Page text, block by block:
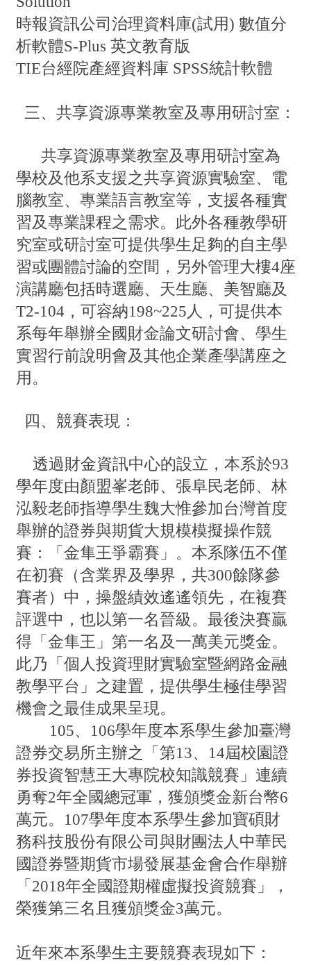
時報資訊公司治理資料庫(試用) 數值分
析軟體S-Plus 英文教育版
TIE台經院產經資料庫 SPSS統計軟體
三、共享資源專業教室及專用研討室：
共享資源專業教室及專用研討室為
學校及他系支援之共享資源實驗室、電
腦教室、專業語言教室等，支援各種實
習及專業課程之需求。此外各種教學研
究室或研討室可提供學生足夠的自主學
習或團體討論的空間，另外管理大樓4座
演講廳包括時選廳、天生廳、美智廳及
T2-104，可容納198~225人，可提供本
系每年舉辦全國財金論文研討會、學生
實習行前說明會及其他企業產學講座之
用。
四、競賽表現：
透過財金資訊中心的設立，本系於93
學年度由顏盟峯老師、張阜民老師、林
泓毅老師指導學生魏大惟參加台灣首度
舉辦的證券與期貨大規模模擬操作競
賽：「金隼王爭霸賽」。本系隊伍不僅
在初賽（含業界及學界，共300餘隊參
賽者）中，操盤績效遙遙領先，在複賽
評選中，也以第一名晉級。最後決賽贏
得「金隼王」第一名及一萬美元獎金。
此乃「個人投資理財實驗室暨網路金融
教學平台」之建置，提供學生極佳學習
機會之最佳成果呈現。
105、106學年度本系學生參加臺灣
證券交易所主辦之「第13、14屆校園證
券投資智慧王大專院校知識競賽」連續
勇奪2年全國總冠軍，獲頒獎金新台幣6
萬元。107學年度本系學生參加寶碩財
務科技股份有限公司與財團法人中華民
國證券暨期貨市場發展基金會合作舉辦
「2018年全國證期權虛擬投資競賽」，
榮獲第三名且獲頒獎金3萬元。
近年來本系學生主要競賽表現如下：